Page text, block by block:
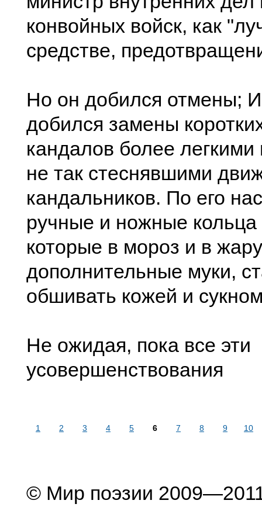
конвойных войск, как
средстве,
Но он добился отмены;
добился замены
кандалов более
не так стеснявшими
кандальников. По его
ручные и ножные кольца
которые в мороз и в
дополнительные муки,
обшивать кожей и
Не ожидая, пока все эти
усовершенствования
1 2 3 4 5 6 7 8 9 10
© Мир поэзии